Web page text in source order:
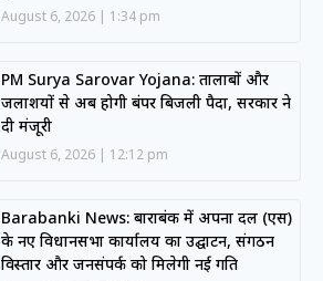
August 6, 2026 1:34 pm
PM Surya Sarovar Yojana: तालाबों और
जलाशयों से अब होगी बंपर बिजली पैदा, सरकार ने
दी मंजूरी
August 6, 2026 12:12 pm
Barabanki News: बाराबंकी में अपना दल (एस)
के नए विधानसभा कार्यालय का उद्घाटन, संगठन
विस्तार और जनसंपर्क को मिलेगी नई गति